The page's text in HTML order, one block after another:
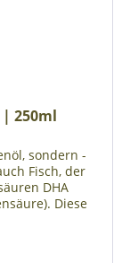
| 250ml
sondern -
Fisch, der
DHA
Diese